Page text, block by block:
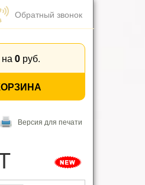
Обратный звонок
на 0руб.
Версия для печати